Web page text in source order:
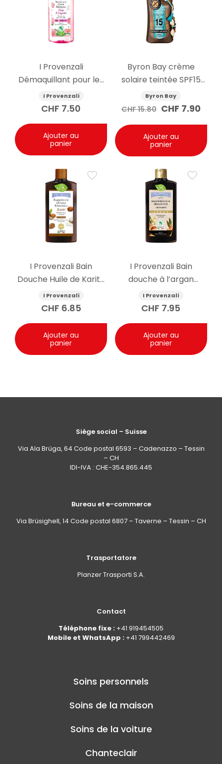
I Provenzali
Démaquillant pour les
yeux à l’églantier bio
150ml
I Provenzali
CHF 7.50
Ajouter au
panier
Byron Bay crème
solaire teintée SPF15
200ml
Byron Bay
CHF15.80 Le
initial
était :
CHF 15.80.
CHF 7.90Le
Ajouter au
panier
I Provenzali Bain
Douche Huile de Karité
400ml
I Provenzali
CHF 6.85
Ajouter au
panier
I Provenzali Bain
douche à l’argan
biologique 400ml
I Provenzali
CHF 7.95
Ajouter au
panier
Siège social – Suisse
Via Ala Brüga, 64 Code postal 6593 – Cadenazzo – Tessin
– CH
IDI-IVA : CHE-354.865.445
Bureau et e-commerce
Via Brüsighell, 14 Code postal 6807 – Taverne – Tessin – CH
Trasportatore
Planzer Trasporti S.A.
Contact
Téléphone fixe : +41 919454505
Mobile et WhatsApp : +41 799442469
Soins personnels
Soins de la maison
Soins de la voiture
Chanteclair